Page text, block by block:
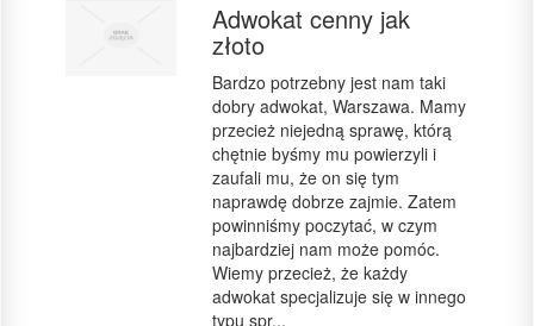
Adwokat cenny jak
złoto
Bardzo potrzebny jest nam taki
dobry adwokat, Warszawa. Mamy
przecież niejedną sprawę, którą
chętnie byśmy mu powierzyli i
zaufali mu, że on się tym
naprawdę dobrze zajmie. Zatem
powinniśmy poczytać, w czym
najbardziej nam może pomóc.
Wiemy przecież, że każdy
adwokat specjalizuje się w innego
typu spr...